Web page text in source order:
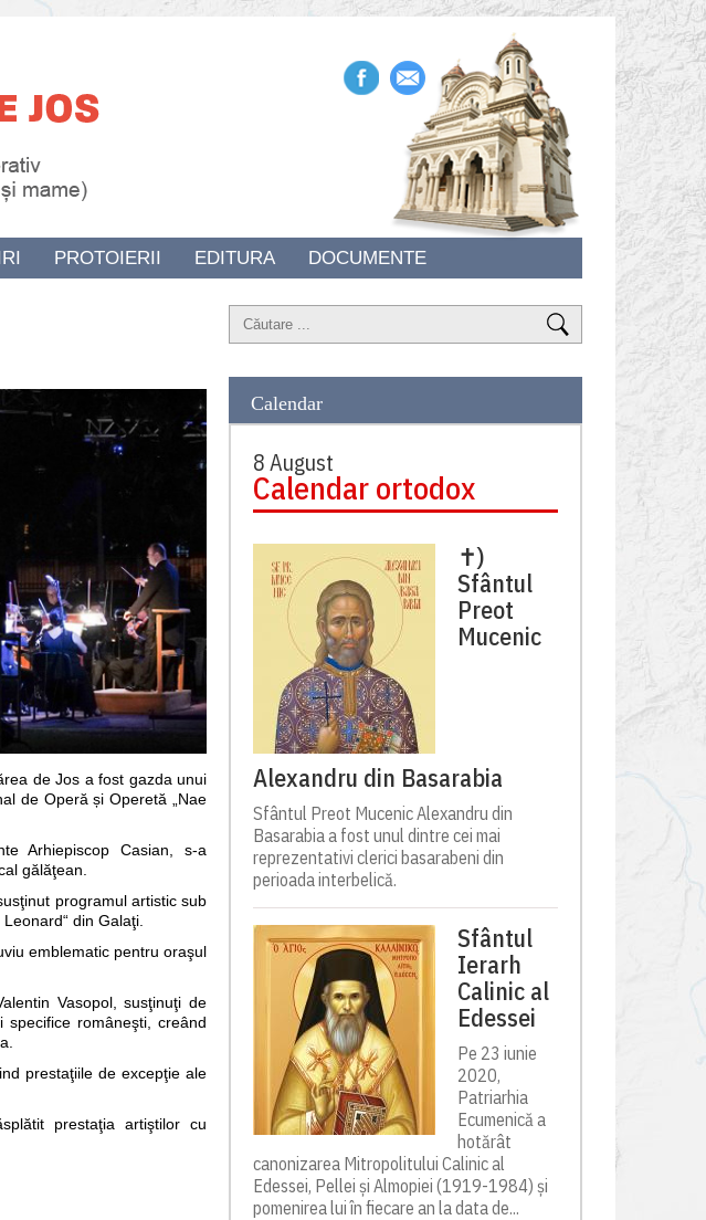
PROTOIERII EDITURA DOCUMENTE
de Jos a fost gazda unui
de Operă și Operetă „Nae
Arhiepiscop Casian, s-a
gălăţean.
programul artistic sub
din Galaţi.
emblematic pentru oraşul
Vasopol, susţinuţi de
româneşti, creând
prestaţiile de excepţie ale
prestaţia artiştilor cu
Calendar
8 August
Calendar ortodox
✝)
Sfântul
Preot
Mucenic
Alexandru din Basarabia
Sfântul Preot Mucenic Alexandru din
Basarabia a fost unul dintre cei mai
reprezentativi clerici basarabeni din
perioada interbelică.
Sfântul
Ierarh
Calinic al
Edessei
Pe 23 iunie
2020,
Patriarhia
Ecumenică a
hotărât
canonizarea Mitropolitului Calinic al
Edessei, Pellei și Almopiei (1919-1984) și
pomenirea lui în fiecare an la data de...